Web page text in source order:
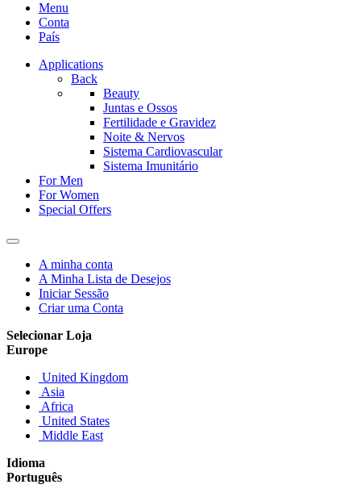
Menu
Conta
País
Applications
Back
Beauty
Juntas e Ossos
Fertilidade e Gravidez
Noite & Nervos
Sistema Cardiovascular
Sistema Imunitário
For Men
For Women
Special Offers
A minha conta
A Minha Lista de Desejos
Iniciar Sessão
Criar uma Conta
Selecionar Loja
Europe
United Kingdom
Asia
Africa
United States
Middle East
Idioma
Português